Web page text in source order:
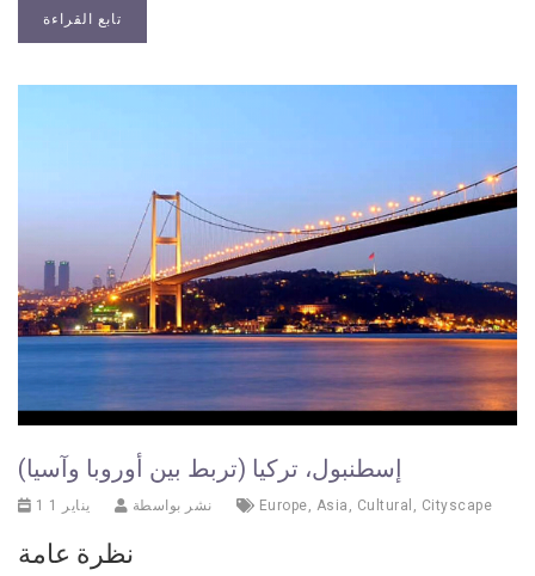
تابع القراءة
إسطنبول، تركيا (تربط بين أوروبا وآسيا)
1 يناير 1 نشر بواسطة Europe, Asia , Cultural , Cityscape
نظرة عامة